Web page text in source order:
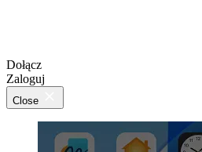
Dołącz
Zaloguj
Close